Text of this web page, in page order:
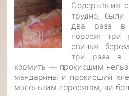
Содержания
трудно,
два раза в
поросят три
свинья
три раза в
кормить — прокисшим
мандарины и прокисший
маленьким поросятам, ни